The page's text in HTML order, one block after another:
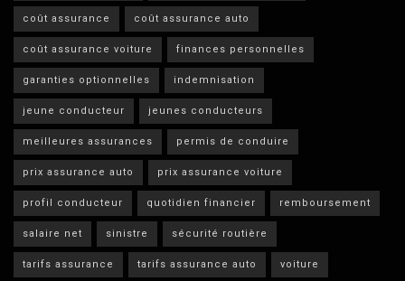
coût assurance coût assurance auto
coût assurance voiture finances personnelles
garanties optionnelles indemnisation
jeune conducteur jeunes conducteurs
meilleures assurances permis de conduire
prix assurance auto prix assurance voiture
profil conducteur quotidien financier remboursement
salaire net sinistre sécurité routière
tarifs assurance tarifs assurance auto voiture